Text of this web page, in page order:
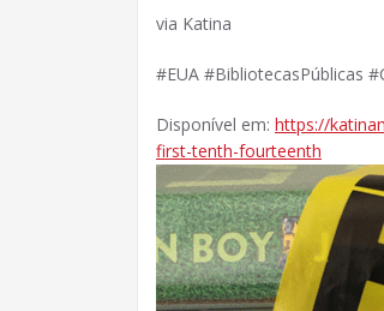
via Katina
#EUA #BibliotecasPúblicas
Disponível em: https://
first-tenth-fourteenth